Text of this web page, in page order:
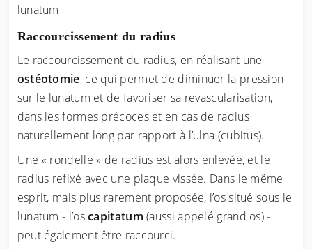
lunatum
Raccourcissement du radius
Le raccourcissement du radius, en réalisant une
ostéotomie, ce qui permet de diminuer la pression
sur le lunatum et de favoriser sa revascularisation,
dans les formes précoces et en cas de radius
naturellement long par rapport à l’ulna (cubitus).
Une « rondelle » de radius est alors enlevée, et le
radius refixé avec une plaque vissée. Dans le même
esprit, mais plus rarement proposée, l’os situé sous le
lunatum - l’oscapitatum (aussi appelé grand os) -
peut également être raccourci.